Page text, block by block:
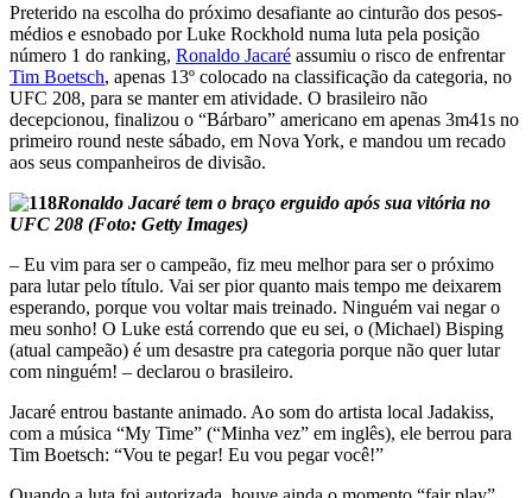
Preterido na escolha do próximo desafiante ao cinturão dos pesos-
médios e esnobado por Luke Rockhold numa luta pela posição
número 1 do ranking, Ronaldo Jacaré assumiu o risco de enfrentar
Tim Boetsch, apenas 13º colocado na classificação da categoria, no
UFC 208, para se manter em atividade. O brasileiro não
decepcionou, finalizou o “Bárbaro” americano em apenas 3m41s no
primeiro round neste sábado, em Nova York, e mandou um recado
aos seus companheiros de divisão.
Ronaldo Jacaré tem o braço erguido após sua vitória no
UFC 208 (Foto: Getty Images)
– Eu vim para ser o campeão, fiz meu melhor para ser o próximo
para lutar pelo título. Vai ser pior quanto mais tempo me deixarem
esperando, porque vou voltar mais treinado. Ninguém vai negar o
meu sonho! O Luke está correndo que eu sei, o (Michael) Bisping
(atual campeão) é um desastre pra categoria porque não quer lutar
com ninguém! – declarou o brasileiro.
Jacaré entrou bastante animado. Ao som do artista local Jadakiss,
com a música “My Time” (“Minha vez” em inglês), ele berrou para
Tim Boetsch: “Vou te pegar! Eu vou pegar você!”